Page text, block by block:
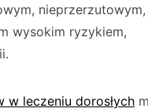
nieprzerzutowym,
wysokim ryzykiem,
w leczeniu dorosłych